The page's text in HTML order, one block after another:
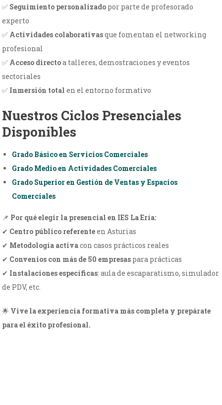
✅ Seguimiento personalizado por parte de profesorado
experto
✅ Actividades colaborativasque fomentan el networking
profesional
✅ Acceso directoa talleres, demostraciones y eventos
sectoriales
✅ Inmersión total en el entorno formativo
Nuestros Ciclos Presenciales
Disponibles
Grado Básico en Servicios Comerciales
Grado Medio en Actividades Comerciales
Grado Superior en Gestión de Ventas y Espacios
Comerciales
📌 Por qué elegir la presencial en IES La Ería:
✔ Centro público referenteen Asturias
✔ Metodología activacon casos prácticos reales
✔ Convenios con más de 50 empresas para prácticas
✔ Instalaciones específicas: aula de escaparatismo, simulador
de PDV, etc.
🌟 Vive la experiencia formativa más completa y prepárate
para el éxito profesional.